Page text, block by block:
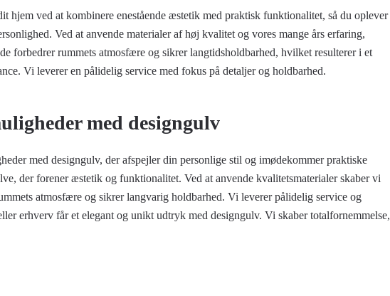
hjem ved at kombinere enestående æstetik med praktisk funktionalitet, så du oplever
Ved at anvende materialer af høj kvalitet og vores mange års erfaring,
forbedrer rummets atmosfære og sikrer langtidsholdbarhed, hvilket resulterer i et
Vi leverer en pålidelig service med fokus på detaljer og holdbarhed.
med designgulv
med designgulv, der afspejler din personlige stil og imødekommer praktiske
der forener æstetik og funktionalitet. Ved at anvende kvalitetsmaterialer skaber vi
atmosfære og sikrer langvarig holdbarhed. Vi leverer pålidelig service og
erhverv får et elegant og unikt udtryk med designgulv. Vi skaber totalfornemmelse,